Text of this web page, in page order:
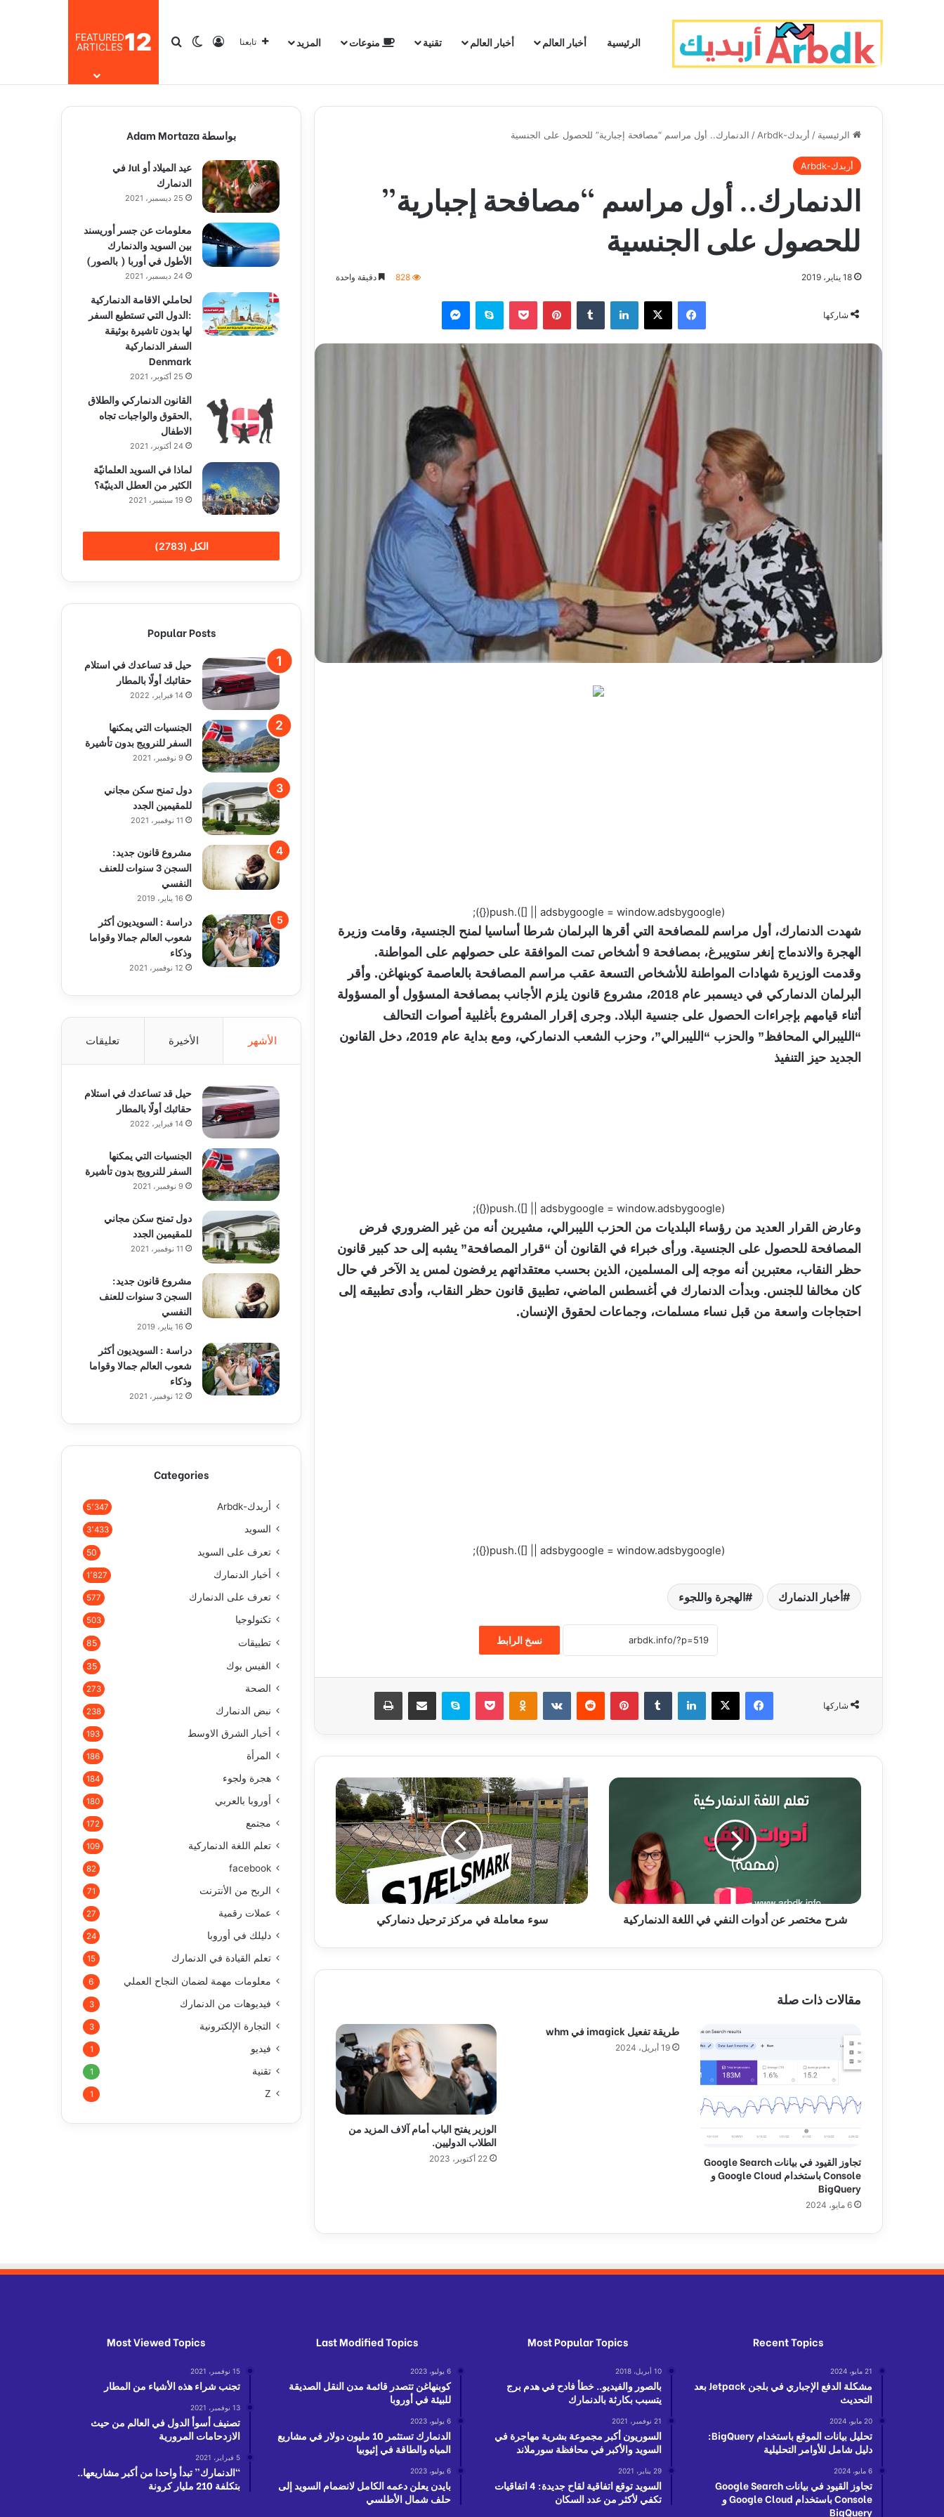
الرئيسية أخبار العالم أخبار العالم تقنية منوعات المزيد تابعنا تسجيل الدخول
الوضع المظلم
بحث عن12
FEATURED
ARTICLES
الرئيسية / أربدك-Arbdk / الدنمارك.. أول مراسم “مصافحة إجبارية” للحصول على الجنسية
أربدك-Arbdk
الدنمارك.. أول مراسم “مصافحة إجبارية”
للحصول على الجنسية
18 يناير، 2019 828 دقيقة واحدة
شاركها
فيسبوك ‫X لينكدإن بينتيريست سكايب
(adsbygoogle = window.adsbygoogle || []).push({});
شهدت الدنمارك، أول مراسم للمصافحة التي أقرها البرلمان شرطا أساسيا لمنح الجنسية، وقامت وزيرة
الهجرة والاندماج إنغر ستويبرغ، بمصافحة 9 أشخاص تمت الموافقة على حصولهم على المواطنة.
وقدمت الوزيرة شهادات المواطنة للأشخاص التسعة عقب مراسم المصافحة بالعاصمة كوبنهاغن. وأقر
البرلمان الدنماركي في ديسمبر عام 2018، مشروع قانون يلزم الأجانب بمصافحة المسؤول أو المسؤولة
أثناء قيامهم بإجراءات الحصول على جنسية البلاد. وجرى إقرار المشروع بأغلبية أصوات التحالف
“الليبرالي المحافظ” والحزب “الليبرالي”، وحزب الشعب الدنماركي، ومع بداية عام 2019، دخل القانون
الجديد حيز التنفيذ
(adsbygoogle = window.adsbygoogle || []).push({});
وعارض القرار العديد من رؤساء البلديات من الحزب الليبرالي، مشيرين أنه من غير الضروري فرض
المصافحة للحصول على الجنسية. ورأى خبراء في القانون أن “قرار المصافحة” يشبه إلى حد كبير قانون
حظر النقاب، معتبرين أنه موجه إلى المسلمين، الذين بحسب معتقداتهم يرفضون لمس يد الآخر في حال
كان مخالفا للجنس. وبدأت الدنمارك في أغسطس الماضي، تطبيق قانون حظر النقاب، وأدى تطبيقه إلى
احتجاجات واسعة من قبل نساء مسلمات، وجماعات لحقوق الإنسان.
(adsbygoogle = window.adsbygoogle || []).push({});
أخبار الدنمارك الهجرة واللجوء
نسخ الرابط
شاركها
فيسبوك ‫X لينكدإن بينتيريست ‏VKontakte سكايب
ش
ع
د
ا
ن
ف
ي
ا
ة
ا
ل
د
ر
شرح مختصر عن أدوات النفي في اللغة الدنماركية
س
و
ء
م
ع
ا
م
ل
ة
م
ح
سوء معاملة في مركز ترحيل دنماركي
مقالات ذات صلة
تجاوز القيود في بيانات Google Search
Console باستخدام Google Cloud و
BigQuery
6 مايو، 2024
طريقة تفعيل imagick في whm
19 أبريل، 2024
الوزير يفتح الباب أمام آلاف المزيد من
الطلاب الدوليين.
22 أكتوبر، 2023
بواسطة Adam Mortaza
عيد الميلاد أو Jul في
الدنمارك
25 ديسمبر، 2021
معلومات عن جسر أوريسند
بين السويد والدنمارك
الأطول في أوربا ( بالصور)
24 ديسمبر، 2021
لحاملي الاقامة الدنماركية
:الدول التي تستطيع السفر
لها بدون تاشيرة بوثيقة
السفر الدنماركية
Denmark
25 أكتوبر، 2021
القانون الدنماركي والطلاق
,الحقوق والواجبات تجاه
الاطفال
24 أكتوبر، 2021
لماذا في السويد العلمانيّة
الكثير من العطل الدينيّة؟
19 سبتمبر، 2021
الكل (2783)
Popular Posts
حيل قد تساعدك في استلام
حقائبك أولًا بالمطار
14 فبراير، 2022
الجنسيات التي يمكنها
السفر للنرويج بدون تأشيرة
9 نوفمبر، 2021
دول تمنح سكن مجاني
للمقيمين الجدد
11 نوفمبر، 2021
مشروع قانون جديد:
السجن 3 سنوات للعنف
النفسي
16 يناير، 2019
دراسة : السويديون أكثر
شعوب العالم جمالا وقواما
وذكاء
12 نوفمبر، 2021
الأشهر الأخيرة تعليقات
حيل قد تساعدك في استلام
حقائبك أولًا بالمطار
14 فبراير، 2022
الجنسيات التي يمكنها
السفر للنرويج بدون تأشيرة
9 نوفمبر، 2021
دول تمنح سكن مجاني
للمقيمين الجدد
11 نوفمبر، 2021
مشروع قانون جديد:
السجن 3 سنوات للعنف
النفسي
16 يناير، 2019
دراسة : السويديون أكثر
شعوب العالم جمالا وقواما
وذكاء
12 نوفمبر، 2021
Categories
أربدك-Arbdk 5٬347
السويد 3٬433
تعرف على السويد 50
أخبار الدنمارك 1٬827
تعرف على الدنمارك 577
تكنولوجيا 503
تطبيقات 85
الفيس بوك 35
الصحة 273
نبض الدنمارك 238
أخبار الشرق الاوسط 193
المرأة 186
هجرة ولجوء 184
أوروبا بالعربي 180
مجتمع 172
تعلم اللغة الدنماركية 109
facebook
82
الربح من الأنترنت 71
عملات رقمية 27
دليلك في أوروبا 24
تعلم القيادة في الدنمارك 15
معلومات مهمة لضمان النجاح العملي 6
فيديوهات من الدنمارك 3
التجارة الإلكترونية 3
فيديو 1
تقنية 1
Z
1
Recent Topics
21 مايو، 2024
مشكلة الدفع الإجباري في بلجن Jetpack بعد
التحديث
20 مايو، 2024
تحليل بيانات الموقع باستخدام BigQuery:
دليل شامل للأوامر التحليلية
6 مايو، 2024
تجاوز القيود في بيانات Google Search
Console باستخدام Google Cloud و
BigQuery
Most Popular Topics
10 أبريل، 2018
بالصور والفيديو.. خطأ فادح في هدم برج
يتسبب بكارثة بالدنمارك
21 نوفمبر، 2021
السوريون أكبر مجموعة بشرية مهاجرة في
السويد والأكبر في محافظة سورملاند
29 يناير، 2021
السويد توقع اتفاقية لقاح جديدة: 4 اتفاقيات
تكفي لأكثر من عدد السكان
Last Modified Topics
6 يوليو، 2023
كوبنهاغن تتصدر قائمة مدن النقل الصديقة
للبيئة في أوروبا
6 يوليو، 2023
الدنمارك تستثمر 10 مليون دولار في مشاريع
المياه والطاقة في إثيوبيا
6 يوليو، 2023
بايدن يعلن دعمه الكامل لانضمام السويد إلى
حلف شمال الأطلسي
Most Viewed Topics
15 نوفمبر، 2021
تجنب شراء هذه الأشياء من المطار
13 نوفمبر، 2021
تصنيف أسوأ الدول في العالم من حيث
الازدحامات المرورية
5 فبراير، 2021
“الدنمارك” تبدأ واحدا من أكبر مشاريعها..
بتكلفة 210 مليار كرونة